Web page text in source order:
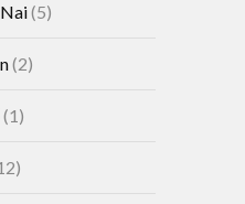
(5)
(2)
(1)